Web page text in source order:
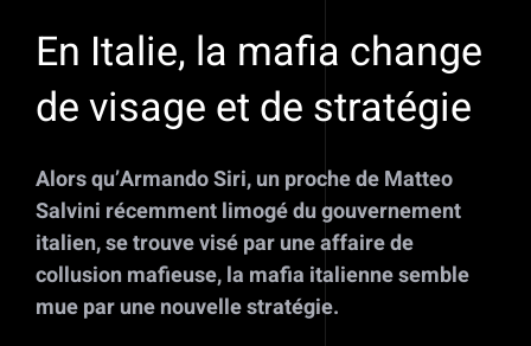
En Italie, la mafia change
de visage et de stratégie
Alors qu’Armando Siri, un proche de Matteo
Salvini récemment limogé du gouvernement
italien, se trouve visé par une affaire de
collusion mafieuse, la mafia italienne semble
mue par une nouvelle stratégie.